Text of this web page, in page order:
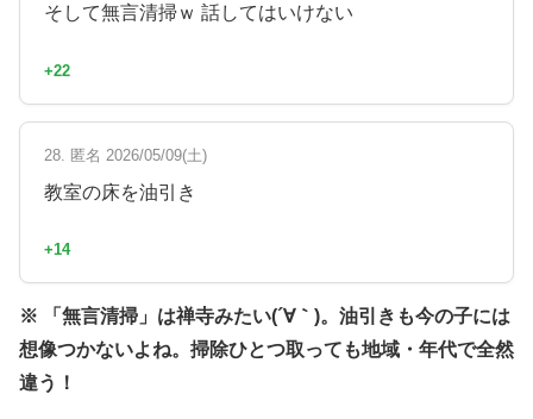
そして無言清掃ｗ 話してはいけない
+22
28. 匿名 2026/05/09(土)
教室の床を油引き
+14
※ 「無言清掃」は禅寺みたい(´∀｀)。油引きも今の子には
想像つかないよね。掃除ひとつ取っても地域・年代で全然
違う！